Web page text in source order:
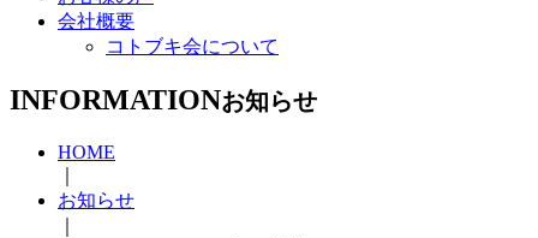
会社概要
コトブキ会について
INFORMATIONお知らせ
HOME
お知らせ